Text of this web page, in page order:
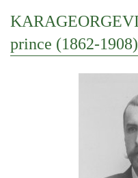
prince (1862-1908)